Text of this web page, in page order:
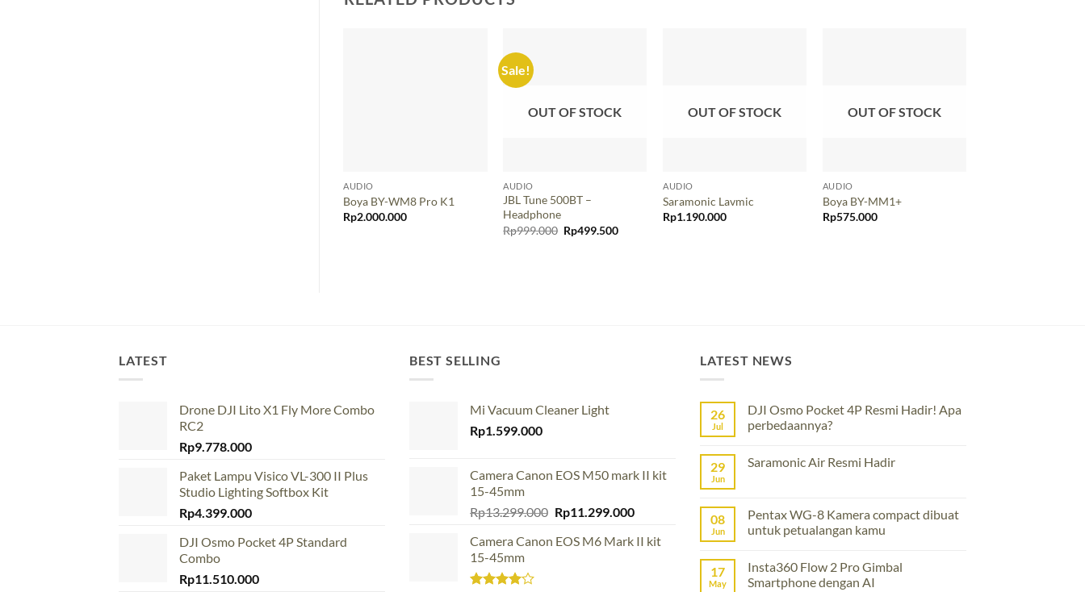
AUDIO
Boya BY-WM8 Pro K1
Rp2.000.000
Sale!
OUT OF STOCK
AUDIO
JBL Tune 500BT –
Headphone
Rp999.000 Original
price
Rp499.500Current
OUT OF STOCK
AUDIO
Saramonic Lavmic
Rp1.190.000
OUT OF STOCK
AUDIO
Boya BY-MM1+
Rp575.000
LATEST
Drone DJI Lito X1 Fly More Combo
RC2
Rp9.778.000
Paket Lampu Visico VL-300 II Plus
Studio Lighting Softbox Kit
Rp4.399.000
DJI Osmo Pocket 4P Standard
Combo
Rp11.510.000
BEST SELLING
Mi Vacuum Cleaner Light
Rp1.599.000
Camera Canon EOS M50 mark II kit
15-45mm
Rp13.299.000 Original
was:
Rp11.299.000Current
is:
Rp11.299.000.
Camera Canon EOS M6 Mark II kit
15-45mm
LATEST NEWS
26
Jul
DJI Osmo Pocket 4P Resmi Hadir! Apa
perbedaannya?
on
Resmi
Hadir!
Apa
29
Jun
Saramonic Air Resmi Hadir
Saramonic
Air
Resmi
08
Jun
Pentax WG-8 Kamera compact dibuat
untuk petualangan kamu
on
Pentax
WG-
17
May
Insta360 Flow 2 Pro Gimbal
Smartphone dengan AI